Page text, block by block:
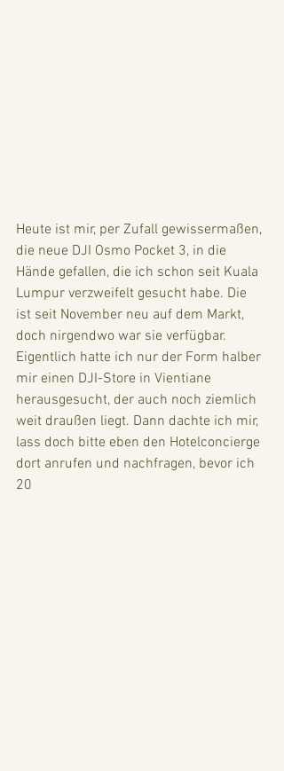
Heute ist mir, per Zufall gewissermaßen,
die neue DJI Osmo Pocket 3, in die
Hände gefallen, die ich schon seit Kuala
Lumpur verzweifelt gesucht habe. Die
ist seit November neu auf dem Markt,
doch nirgendwo war sie verfügbar.
Eigentlich hatte ich nur der Form halber
mir einen DJI-Store in Vientiane
herausgesucht, der auch noch ziemlich
weit draußen liegt. Dann dachte ich mir,
lass doch bitte eben den Hotelconcierge
dort anrufen und nachfragen, bevor ich
20